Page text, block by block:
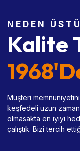
NEDEN
Kalite
Müşteri
keşfedeli uzun
olmasakta en iyiyi
çalıştık. Bizi tercih